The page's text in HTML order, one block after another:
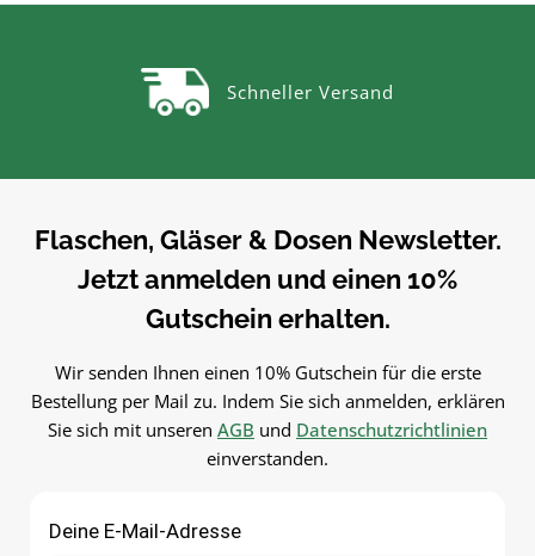
für WECK-Gläser. Einfach in der
Anwendung und langlebig im
Gebrauch.PflegehinweiseNach
lassenJetzt bestellenBestelle
online bei flaschen-glaeser-und-
dosen.de.
Anwendung und langlebig
lassenJetzt
online bei flaschen-glaeser-
dosen.de.
Schneller Versand
Flaschen, Gläser & Dosen Newsletter.
Jetzt anmelden und einen 10%
Gutschein erhalten.
Wir senden Ihnen einen 10% Gutschein für die erste
Bestellung per Mail zu. Indem Sie sich anmelden, erklären
Sie sich mit unseren AGB und Datenschutzrichtlinien
einverstanden.